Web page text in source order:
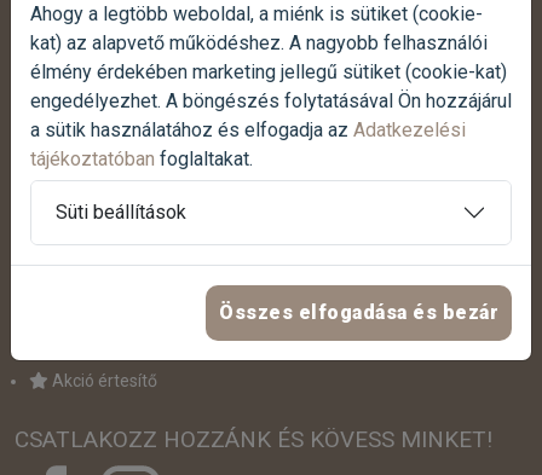
NYITVATARTÁS:
Hétfőtől-péntekig:
07:00 - 17:00
Szombaton:07:30 - 12:00
Vasárnap:Zárva
Termék reklamáció bejelentése
Akció értesítő
CSATLAKOZZ HOZZÁNK ÉS KÖVESS MINKET!
Ahogy a legtöbb weboldal, a miénk is sütiket (cookie-
kat) az alapvető működéshez. A nagyobb felhasználói
élmény érdekében marketing jellegű sütiket (cookie-kat)
engedélyezhet. A böngészés folytatásával Ön hozzájárul
a sütik használatához és elfogadja az Adatkezelési
tájékoztatóban foglaltakat.
Süti beállítások
Összes elfogadása és bezár